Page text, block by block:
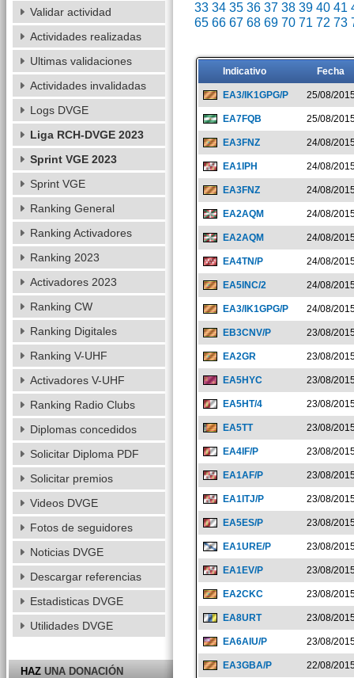
33 34 35 36 37 38 39 40 41
65 66 67 68 69 70 71 72 73
Indicativo Fecha
EA3/IK1GPG/P 25/08/
EA7FQB 25/08/
EA3FNZ 24/08/
EA1IPH 24/08/
EA3FNZ 24/08/
EA2AQM 24/08/
EA2AQM 24/08/
EA4TN/P 24/08/
EA5INC/2 24/08/
EA3/IK1GPG/P 24/08/
EB3CNV/P 23/08/
EA2GR 23/08/
EA5HYC 23/08/
EA5HT/4 23/08/
EA5TT 23/08/
EA4IF/P 23/08/
EA1AF/P 23/08/
EA1ITJ/P 23/08/
EA5ES/P 23/08/
EA1URE/P 23/08/
EA1EV/P 23/08/
EA2CKC 23/08/
EA8URT 23/08/
EA6AIU/P 23/08/
EA3GBA/P 22/08/
Validar actividad
Actividades realizadas
Ultimas validaciones
Actividades invalidadas
Logs DVGE
Liga RCH-DVGE 2023
Sprint VGE 2023
Sprint VGE
Ranking General
Ranking Activadores
Ranking 2023
Activadores 2023
Ranking CW
Ranking Digitales
Ranking V-UHF
Activadores V-UHF
Ranking Radio Clubs
Diplomas concedidos
Solicitar Diploma PDF
Solicitar premios
Videos DVGE
Fotos de seguidores
Noticias DVGE
Descargar referencias
Estadisticas DVGE
Utilidades DVGE
HAZUNA DONACIÓN